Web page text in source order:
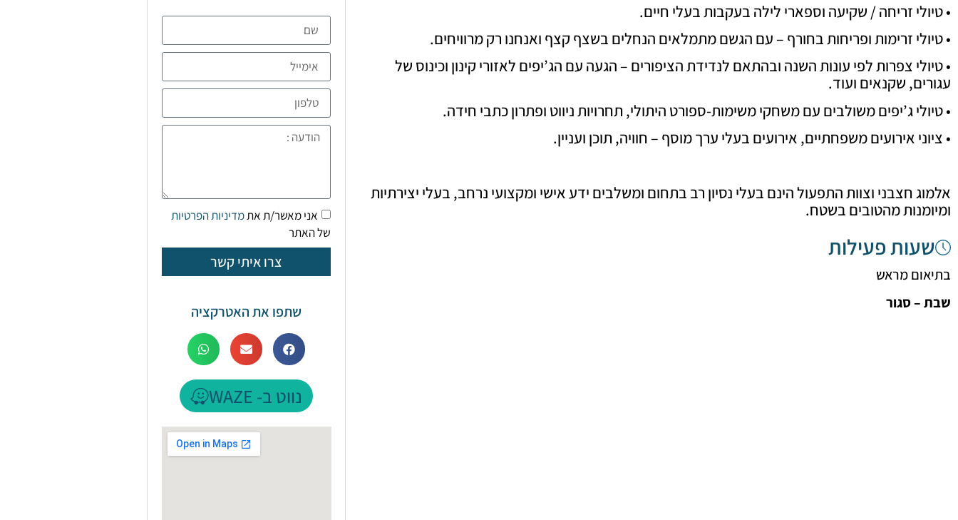
• טיולי זריחה / שקיעה וספארי לילה בעקבות בעלי חיים.
• טיולי זרימות ופריחות בחורף – עם הגשם מתמלאים הנחלים בשצף קצף ואנחנו רק מרוויחים.
• טיולי צפרות לפי עונות השנה ובהתאם לנדידת הציפורים – הגעה עם הג’יפים לאזורי קינון וכינוס של
עגורים, שקנאים ועוד.
• טיולי ג’יפים משולבים עם משחקי משימות-ספורט היתולי, תחרויות ניווט ופתרון כתבי חידה.
• ציוני אירועים משפחתיים, אירועים בעלי ערך מוסף – חוויה, תוכן ועניין.
אלמוג חצבני וצוות התפעול הינם בעלי נסיון רב בתחום ומשלבים ידע אישי ומקצועי נרחב, בעלי יצירתיות
ומיומנות מהטובים בשטח.
שעות פעילות
בתיאום מראש
שבת – סגור
אני מאשר/ת אתמדיניות הפרטיות
של האתר
צרו איתי קשר
שתפו את האטרקציה
נווט ב- WAZE